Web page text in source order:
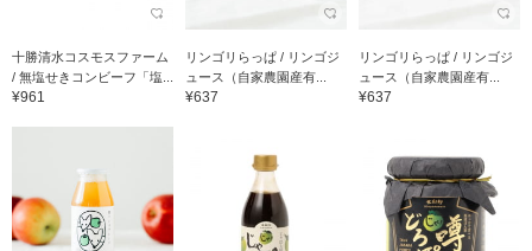
十勝清水コスモスファーム
/ 無塩せきコンビーフ「塩...
¥961
リンゴリらっぱ / リンゴジ
ュース（自家農園産有...
¥637
リンゴリらっぱ / リンゴジ
ュース（自家農園産有...
¥637